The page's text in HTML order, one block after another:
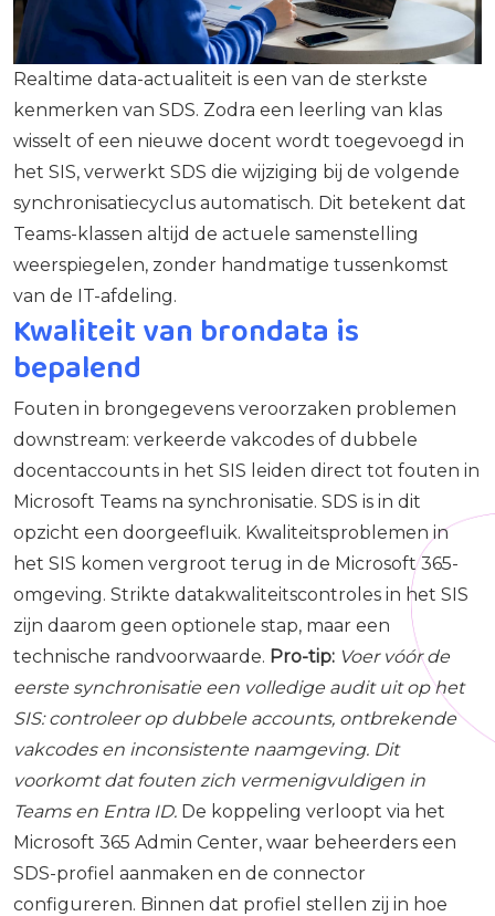
Realtime data-actualiteit is een van de sterkste
kenmerken van SDS. Zodra een leerling van klas
wisselt of een nieuwe docent wordt toegevoegd in
het SIS, verwerkt SDS die wijziging bij de volgende
synchronisatiecyclus automatisch. Dit betekent dat
Teams-klassen altijd de actuele samenstelling
weerspiegelen, zonder handmatige tussenkomst
van de IT-afdeling.
Kwaliteit van brondata is
bepalend
Fouten in brongegevens veroorzaken problemen
downstream: verkeerde vakcodes of dubbele
docentaccounts in het SIS leiden direct tot fouten in
Microsoft Teams na synchronisatie. SDS is in dit
opzicht een doorgeefluik. Kwaliteitsproblemen in
het SIS komen vergroot terug in de Microsoft 365-
omgeving. Strikte datakwaliteitscontroles in het SIS
zijn daarom geen optionele stap, maar een
technische randvoorwaarde. Pro-tip: Voer vóór de
eerste synchronisatie een volledige audit uit op het
SIS: controleer op dubbele accounts, ontbrekende
vakcodes en inconsistente naamgeving. Dit
voorkomt dat fouten zich vermenigvuldigen in
Teams en Entra ID. De koppeling verloopt via het
Microsoft 365 Admin Center, waar beheerders een
SDS-profiel aanmaken en de connector
configureren. Binnen dat profiel stellen zij in hoe